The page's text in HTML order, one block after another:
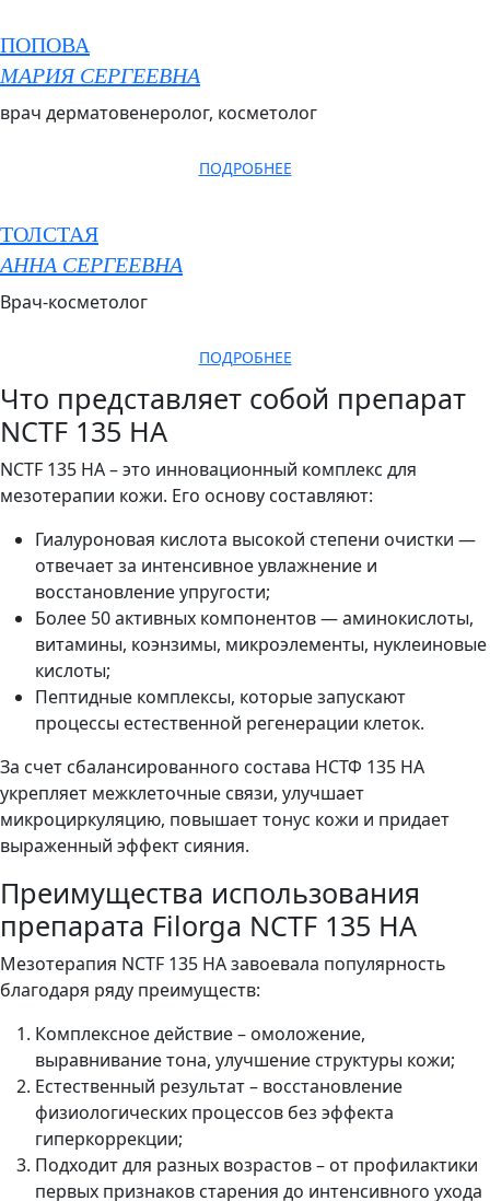
ПОПОВА
МАРИЯ СЕРГЕЕВНА
врач дерматовенеролог, косметолог
ПОДРОБНЕЕ
ТОЛСТАЯ
АННА СЕРГЕЕВНА
Врач-косметолог
ПОДРОБНЕЕ
Что представляет собой препарат
NCTF 135 HA
NCTF 135 HA – это инновационный комплекс для
мезотерапии кожи. Его основу составляют:
Гиалуроновая кислота высокой степени очистки —
отвечает за интенсивное увлажнение и
восстановление упругости;
Более 50 активных компонентов — аминокислоты,
витамины, коэнзимы, микроэлементы, нуклеиновые
кислоты;
Пептидные комплексы, которые запускают
процессы естественной регенерации клеток.
За счет сбалансированного состава НСТФ 135 НА
укрепляет межклеточные связи, улучшает
микроциркуляцию, повышает тонус кожи и придает
выраженный эффект сияния.
Преимущества использования
препарата Filorga NCTF 135 HA
Мезотерапия NCTF 135 HA завоевала популярность
благодаря ряду преимуществ:
Комплексное действие – омоложение,
выравнивание тона, улучшение структуры кожи;
Естественный результат – восстановление
физиологических процессов без эффекта
гиперкоррекции;
Подходит для разных возрастов – от профилактики
первых признаков старения до интенсивного ухода